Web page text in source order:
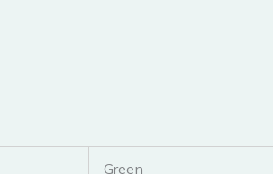
‎Green